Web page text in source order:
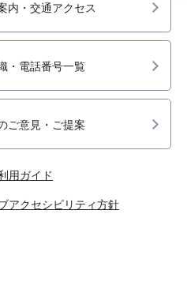
内・交通アクセス
・電話番号一覧
ご意見・ご提案
用ガイド
アクセシビリティ方針